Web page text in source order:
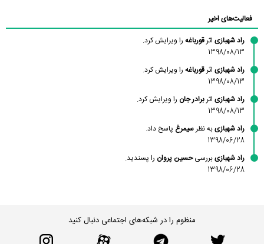
فعالیت‌های اخیر
راد شهبازی اثرقورباغه را ویرایش کرد.
1398/08/13
راد شهبازی اثرقورباغه را ویرایش کرد.
1398/08/13
راد شهبازی اثربرادر جان را ویرایش کرد.
1398/08/13
راد شهبازیبه نظرسیمرغ پاسخ داد.
1398/06/28
راد شهبازیبررسیحسین پروان را پسندید.
1398/06/28
منظوم را در شبکه‌های اجتماعی دنبال کنید